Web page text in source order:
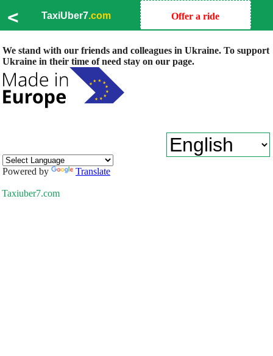
< TaxiUber7.com Offer a ride
We stand with our friends and colleagues in Ukraine. To support
Ukraine in their time of need stay on our page.
Powered by Translate
Taxiuber7.com